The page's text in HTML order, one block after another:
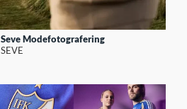
Seve Modefotografering
SEVE